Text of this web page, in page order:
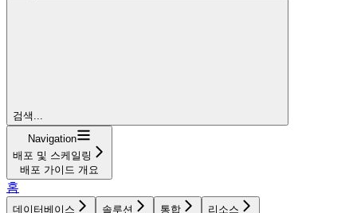
검색...
Navigation
배포 및 스케일링
배포 가이드 개요
홈
데이터베이스 솔루션 통합 리소스